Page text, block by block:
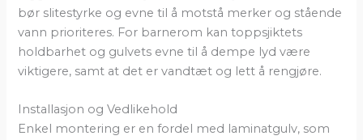
bør slitestyrke og evne til å motstå merker og stående
vann prioriteres. For barnerom kan toppsjiktets
holdbarhet og gulvets evne til å dempe lyd være
viktigere, samt at det er vandtæt og lett å rengjøre.
Installasjon og Vedlikehold
Enkel montering er en fordel med laminatgulv, som